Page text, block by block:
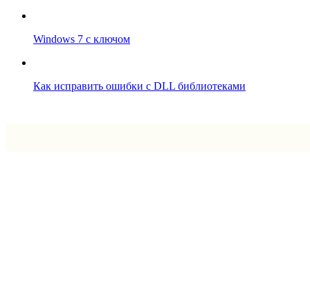
Windows 7 с ключом
Как исправить ошибки с DLL библиотеками